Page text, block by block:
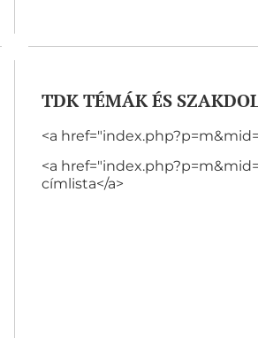
TDK TÉMÁK ÉS
<a
<a
címlista</a>